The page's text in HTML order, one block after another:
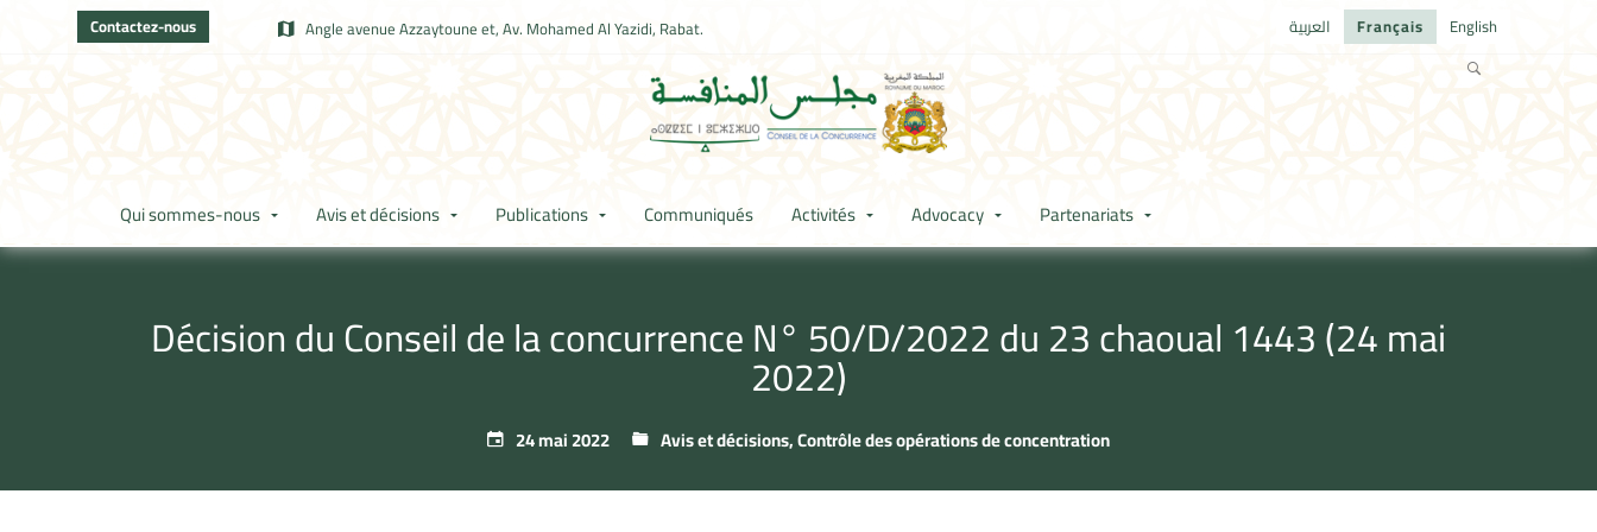
Contactez-nous Angle avenue Azzaytoune et, Av. Mohamed Al Yazidi, Rabat. العربية Français English
Qui sommes-nous Avis et décisions Publications Communiqués Activités Advocacy Partenariats
Décision du Conseil de la concurrence N° 50/D/2022 du 23 chaoual 1443 (24 mai
2022)
24 mai 2022 Avis et décisions,Contrôle des opérations de concentration